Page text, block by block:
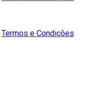
Termos e Condições